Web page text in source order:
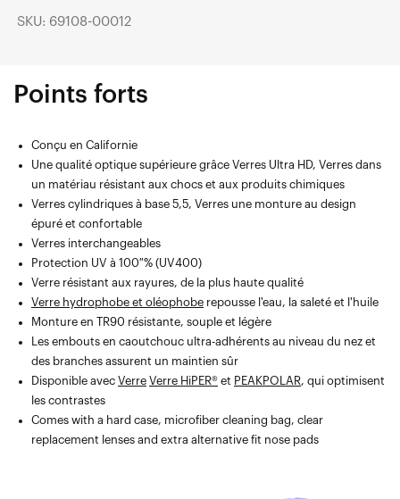
SKU: 69108-00012
Points forts
Conçu en Californie
Une qualité optique supérieure grâce Verres Ultra HD, Verres dans
un matériau résistant aux chocs et aux produits chimiques
Verres cylindriques à base 5,5, Verres une monture au design
épuré et confortable
Verres interchangeables
Protection UV à 100 % (UV400)
Verre résistant aux rayures, de la plus haute qualité
Verre hydrophobe et oléophobe repousse l'eau, la saleté et l'huile
Monture en TR90 résistante, souple et légère
Les embouts en caoutchouc ultra-adhérents au niveau du nez et
des branches assurent un maintien sûr
Disponible avec Verre Verre HiPER® et PEAKPOLAR, qui optimisent
les contrastes
Comes with a hard case, microfiber cleaning bag, clear
replacement lenses and extra alternative fit nose pads